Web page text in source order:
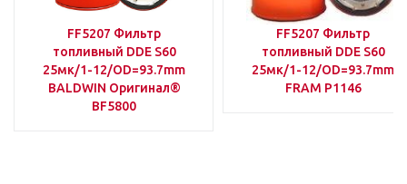
FF5207 Фильтр
топливный DDE S60
25мк/1-12/OD=93.7mm
BALDWIN Оригинал®
BF5800
FF5207 Фильтр
топливный DDE S60
25мк/1-12/OD=93.7mm
FRAM P1146